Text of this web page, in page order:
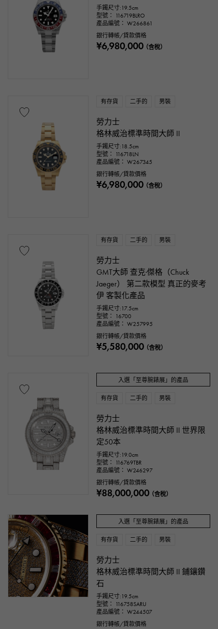
手鐲尺寸:19.5cm
型號： 116719BLRO
產品編號： W266861
銀行轉帳/貸款價格
¥6,980,000（含稅）
有存貨 二手的 男裝
勞力士
格林威治標準時間大師 II
手鐲尺寸:18.5cm
型號： 116718LN
產品編號： W267345
銀行轉帳/貸款價格
¥6,980,000（含稅）
有存貨 二手的 男裝
勞力士
GMT大師 查克·傑格（Chuck
Jaeger） 第二款模型 真正的麥考
伊 客製化產品
手鐲尺寸:17.5cm
型號： 16700
產品編號： W257995
銀行轉帳/貸款價格
¥5,580,000（含稅）
入選「至尊腕錶展」的產品
有存貨 二手的 男裝
勞力士
格林威治標準時間大師 II 世界限
定50本
手鐲尺寸:19.0cm
型號： 116769TBR
產品編號： W246297
銀行轉帳/貸款價格
¥88,000,000（含稅）
入選「至尊腕錶展」的產品
有存貨 二手的 男裝
勞力士
格林威治標準時間大師 II 鋪鑲鑽
石
手鐲尺寸:19.5cm
型號： 116758SARU
產品編號： W244507
銀行轉帳/貸款價格